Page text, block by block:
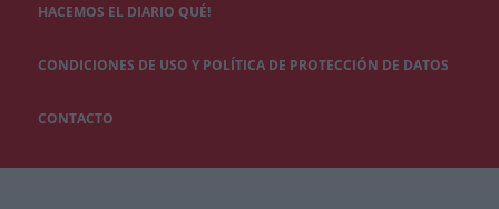
HACEMOS EL DIARIO QUÉ!
CONDICIONES DE USO Y POLÍTICA DE PROTECCIÓN DE DATOS
CONTACTO